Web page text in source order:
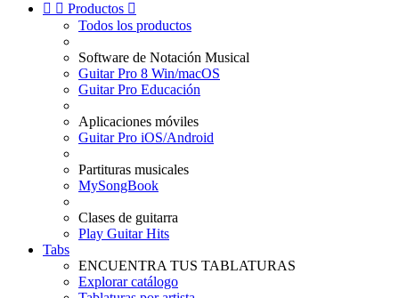
  Productos 
Todos los productos
Software de Notación Musical
Guitar Pro 8 Win/macOS
Guitar Pro Educación
Aplicaciones móviles
Guitar Pro iOS/Android
Partituras musicales
MySongBook
Clases de guitarra
Play Guitar Hits
Tabs
ENCUENTRA TUS TABLATURAS
Explorar catálogo